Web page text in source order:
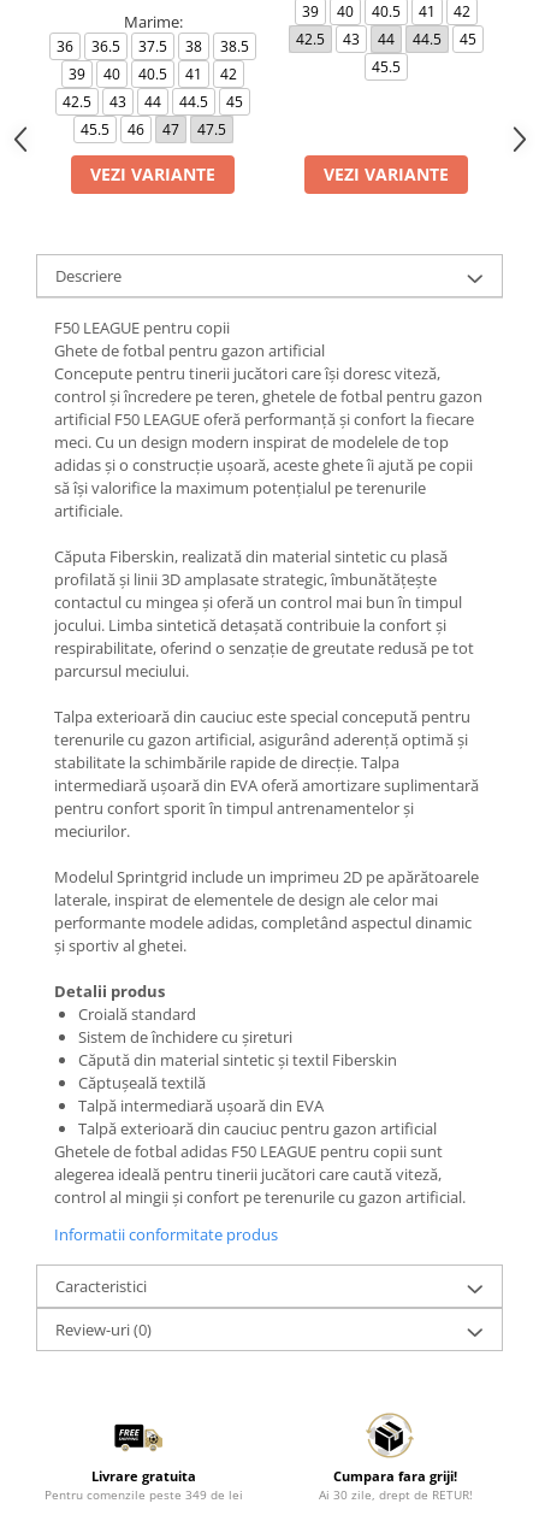
Marime:
36 36.5 37.5 38
38.5
39
40 40.5 41
42
42.5
43 44 44.5
45
45.5
46 47 47.5
VEZI VARIANTE
39 40 40.5 41
42
42.5
43 44 44.5
45
45.5
VEZI VARIANTE
Descriere
F50 LEAGUE pentru copii
Ghete de fotbal pentru gazon artificial
Concepute pentru tinerii jucători care își doresc viteză,
control și încredere pe teren, ghetele de fotbal pentru gazon
artificial F50 LEAGUE oferă performanță și confort la fiecare
meci. Cu un design modern inspirat de modelele de top
adidas și o construcție ușoară, aceste ghete îi ajută pe copii
să își valorifice la maximum potențialul pe terenurile
artificiale.
Căputa Fiberskin, realizată din material sintetic cu plasă
profilată și linii 3D amplasate strategic, îmbunătățește
contactul cu mingea și oferă un control mai bun în timpul
jocului. Limba sintetică detașată contribuie la confort și
respirabilitate, oferind o senzație de greutate redusă pe tot
parcursul meciului.
Talpa exterioară din cauciuc este special concepută pentru
terenurile cu gazon artificial, asigurând aderență optimă și
stabilitate la schimbările rapide de direcție. Talpa
intermediară ușoară din EVA oferă amortizare suplimentară
pentru confort sporit în timpul antrenamentelor și
meciurilor.
Modelul Sprintgrid include un imprimeu 2D pe apărătoarele
laterale, inspirat de elementele de design ale celor mai
performante modele adidas, completând aspectul dinamic
și sportiv al ghetei.
Detalii produs
Croială standard
Sistem de închidere cu șireturi
Căpută din material sintetic și textil Fiberskin
Căptușeală textilă
Talpă intermediară ușoară din EVA
Talpă exterioară din cauciuc pentru gazon artificial
Ghetele de fotbal adidas F50 LEAGUE pentru copii sunt
alegerea ideală pentru tinerii jucători care caută viteză,
control al mingii și confort pe terenurile cu gazon artificial.
Informatii conformitate produs
Caracteristici
Review-uri(0)
Livrare gratuita
Pentru comenzile peste 349 de lei
Cumpara fara griji!
Ai 30 zile, drept de RETUR!